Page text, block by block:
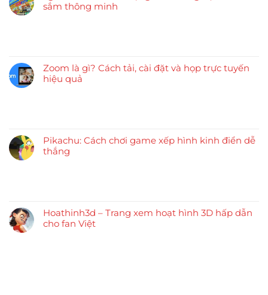
sắm thông minh
Zoom là gì? Cách tải, cài đặt và họp trực tuyến
hiệu quả
Pikachu: Cách chơi game xếp hình kinh điển dễ
thắng
Hoathinh3d – Trang xem hoạt hình 3D hấp dẫn
cho fan Việt